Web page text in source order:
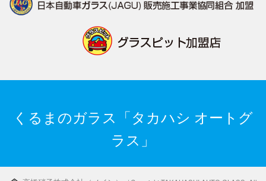
くるまのガラス「タカハシ オートグ
ラス」